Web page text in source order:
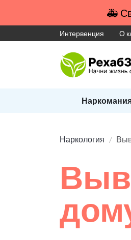
🚑
Интервенция О
Наркология